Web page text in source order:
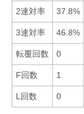
2連対率 37.8%
3連対率 46.8%
転覆回数 0
F回数 1
L回数 0